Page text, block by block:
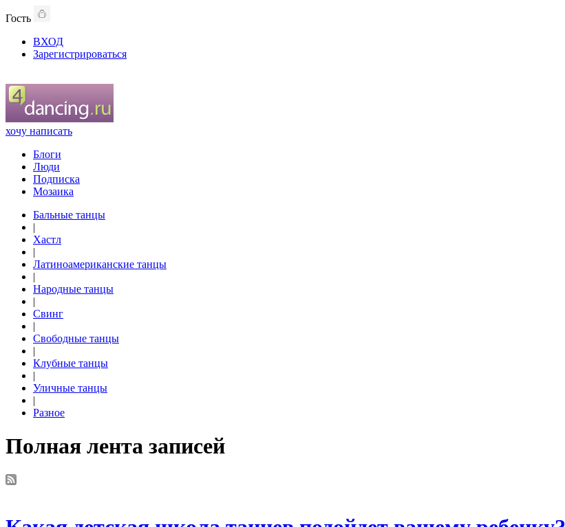
Гость
ВХОД
Зарегистрироваться
хочу написать
Блоги
Люди
Подписка
Мозаика
Бальные танцы
|
Хастл
|
Латиноамериканские танцы
|
Народные танцы
|
Свинг
|
Свободные танцы
|
Клубные танцы
|
Уличные танцы
|
Разное
Полная лента записей